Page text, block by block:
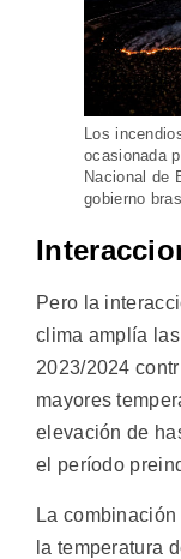
Los
ocasionada
Nacional de
gobierno
Pero la
clima amplía
2023/2024
mayores
elevación de
el período
La
la temperatura